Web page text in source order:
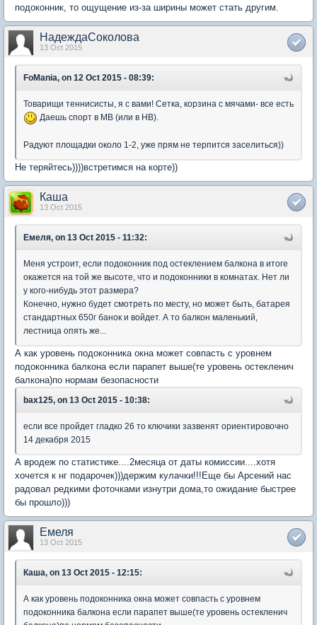
подоконник, то ощущение из-за ширины может стать другим.
НадеждаСоколова
13 Oct 2015
FoMania, on 12 Oct 2015 - 08:39:
Товарищи теннисисты, я с вами! Сетка, корзина с мячами- все есть
Даешь спорт в МВ (или в НВ).
Радуют площадки около 1-2, уже прям не терпится заселиться))
Не теряйтесь))))встретимся на корте))
Каша
13 Oct 2015
Емеля, on 13 Oct 2015 - 11:32:
Меня устроит, если подоконник под остеклением балкона в итоге
окажется на той же высоте, что и подоконники в комнатах. Нет ли
у кого-нибудь этот размера?
Конечно, нужно будет смотреть по месту, но может быть, батарея
стандартных 650г банок и войдет. А то балкон маленький,
лестница опять же...
А как уровень подоконника окна может совпасть с уровнем
подоконника балкона если парапет выше(те уровень остекленич
балкона)по нормам безопасности
bax125, on 13 Oct 2015 - 10:38:
если все пройдет гладко 26 то ключики зазвенят ориентировочно
14 декабря 2015
А вродеж по статистике....2месяца от даты комиссии....хотя
хочется к нг подарочек)))держим кулачки!!!Еще бы Арсений нас
радовал редкими фоточками изнутри дома,то ожидание быстрее
бы прошло)))
Емеля
13 Oct 2015
Каша, on 13 Oct 2015 - 12:15:
А как уровень подоконника окна может совпасть с уровнем
подоконника балкона если парапет выше(те уровень остекленич